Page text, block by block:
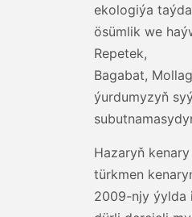
ekologiýa
ösümlik we
Repetek,
Bagabat,
ýurdumyzyň
Hazaryň
türkmen
2009-njy ýylda